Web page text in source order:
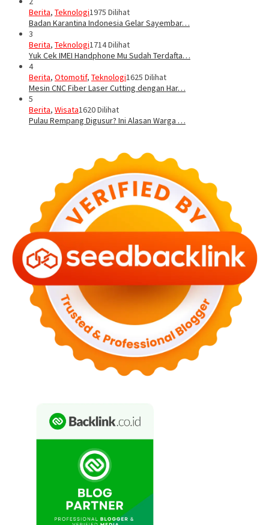
Berita, Teknologi1975 Dilihat
Badan Karantina Indonesia Gelar Sayembar…
3
Berita, Teknologi1714 Dilihat
Yuk Cek IMEI Handphone Mu Sudah Terdafta…
4
Berita, Otomotif, Teknologi1625 Dilihat
Mesin CNC Fiber Laser Cutting dengan Har…
5
Berita, Wisata1620 Dilihat
Pulau Rempang Digusur? Ini Alasan Warga …